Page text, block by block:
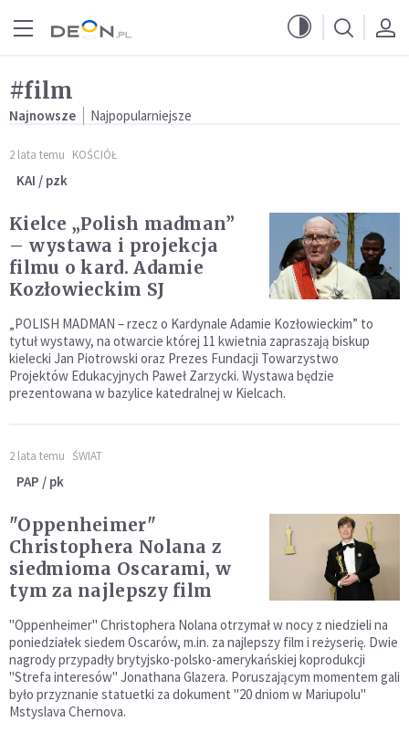
#film
Najnowsze Najpopularniejsze
2 lata temu KOŚCIÓŁ
KAI / pzk
Kielce „Polish madman”
– wystawa i projekcja
filmu o kard. Adamie
Kozłowieckim SJ
„POLISH MADMAN – rzecz o Kardynale Adamie Kozłowieckim” to
tytuł wystawy, na otwarcie której 11 kwietnia zapraszają biskup
kielecki Jan Piotrowski oraz Prezes Fundacji Towarzystwo
Projektów Edukacyjnych Paweł Zarzycki. Wystawa będzie
prezentowana w bazylice katedralnej w Kielcach.
2 lata temu ŚWIAT
PAP / pk
"Oppenheimer"
Christophera Nolana z
siedmioma Oscarami, w
tym za najlepszy film
"Oppenheimer" Christophera Nolana otrzymał w nocy z niedzieli na
poniedziałek siedem Oscarów, m.in. za najlepszy film i reżyserię. Dwie
nagrody przypadły brytyjsko-polsko-amerykańskiej koprodukcji
"Strefa interesów" Jonathana Glazera. Poruszającym momentem gali
było przyznanie statuetki za dokument "20 dniom w Mariupolu"
Mstyslava Chernova.